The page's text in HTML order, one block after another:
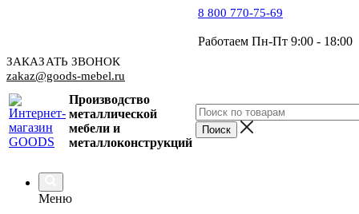
8 800 770-75-69
Работаем Пн-Пт 9:00 - 18:00
ЗАКАЗАТЬ ЗВОНОК
zakaz@goods-mebel.ru
Производство
металлической
мебели и
металлоконструкций
Меню